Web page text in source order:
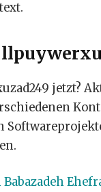
jetzt?
Babazadeh